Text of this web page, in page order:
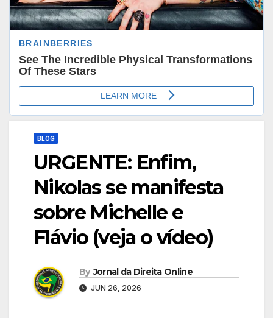
BLOG
URGENTE: Enfim,
Nikolas se manifesta
sobre Michelle e
Flávio (veja o vídeo)
By Jornal da Direita Online
JUN 26, 2026